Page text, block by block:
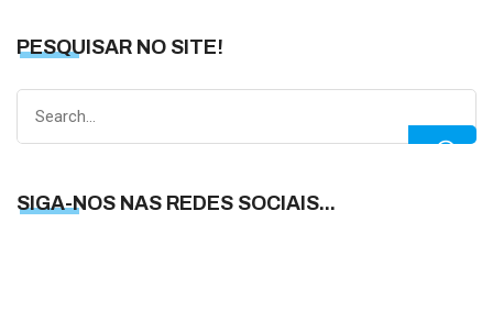
PESQUISAR NO SITE!
SIGA-NOS NAS REDES SOCIAIS...